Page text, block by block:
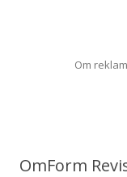
Om
OmForm